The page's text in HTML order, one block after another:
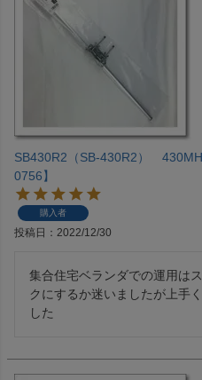
SB430R2（SB-430R2）
0756】
購入者
投稿日 2022/12/30
集合住宅ベランダでの運用は
クにするか迷いましたが上手
した